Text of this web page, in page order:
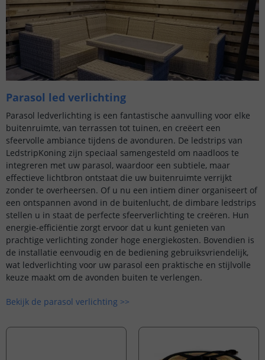
Parasol led verlichting
Parasol ledverlichting is een fantastische aanvulling voor elke
buitenruimte, van terrassen tot tuinen, en creëert een
sfeervolle ambiance tijdens de avonduren. De ledstrips van
LedstripKoning zijn speciaal samengesteld om naadloos te
integreren met uw parasol, waardoor een subtiele, maar
effectieve lichtbron ontstaat die uw buitenruimte verrijkt
zonder te overheersen. Of u nu een intiem diner organiseert of
een ontspannen avond in de buitenlucht, de dimbare ledstrips
stellen u in staat de perfecte sfeerverlichting te creëren. Hun
energie-efficiëntie zorgt ervoor dat u kunt genieten van
prachtige verlichting zonder hoge energiekosten. Bovendien is
de installatie eenvoudig en de bediening gebruiksvriendelijk,
wat ledverlichting voor uw parasol een praktische en stijlvolle
keuze maakt om de avonden buiten te verlengen.
Bekijk de parasol verlichting >>